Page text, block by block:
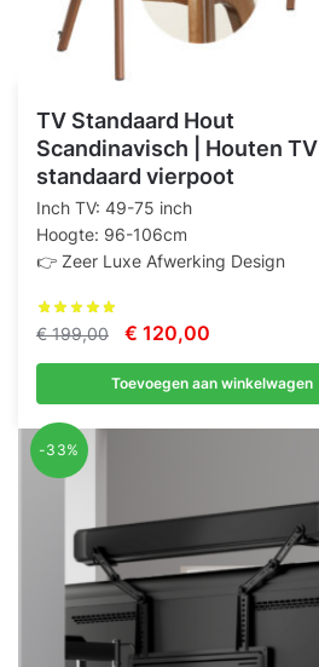
TV Standaard Hout
Scandinavisch | Houten TV
standaard vierpoot
Inch TV: 49-75 inch
Hoogte: 96-106cm
👉 Zeer Luxe Afwerking Design
€199,00
Oorspronkelijke
prijs
was:
€ 120,00
prijs
is:
Toevoegen aan winkelwagen
-33%